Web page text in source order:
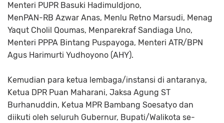
Menteri PUPR Basuki Hadimuldjono,
MenPAN-RB Azwar Anas, Menlu Retno Marsudi, Menag
Yaqut Cholil Qoumas, Menparekraf Sandiaga Uno,
Menteri PPPA Bintang Puspayoga, Menteri ATR/BPN
Agus Harimurti Yudhoyono (AHY).
Kemudian para ketua lembaga/instansi di antaranya,
Ketua DPR Puan Maharani, Jaksa Agung ST
Burhanuddin, Ketua MPR Bambang Soesatyo dan
diikuti oleh seluruh Gubernur, Bupati/Walikota se-